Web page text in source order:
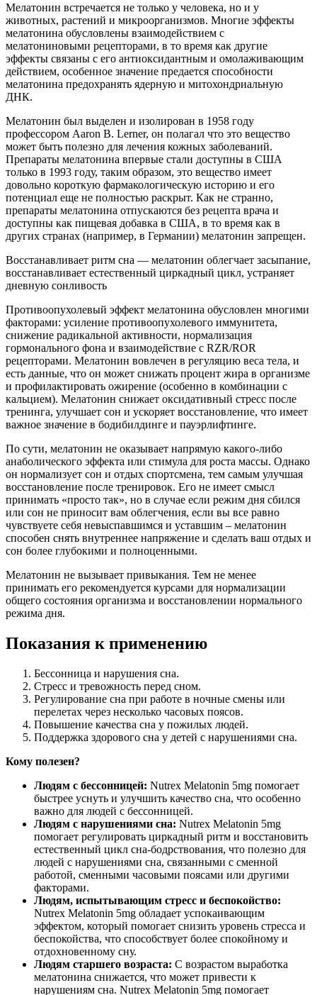
Мелатонин встречается не только у человека, но и у
животных, растений и микроорганизмов. Многие эффекты
мелатонина обусловлены взаимодействием с
мелатониновыми рецепторами, в то время как другие
эффекты связаны с его антиоксидантным и омолаживающим
действием, особенное значение предается способности
мелатонина предохранять ядерную и митохондриальную
ДНК.
Мелатонин был выделен и изолирован в 1958 году
профессором Aaron B. Lerner, он полагал что это вещество
может быть полезно для лечения кожных заболеваний.
Препараты мелатонина впервые стали доступны в США
только в 1993 году, таким образом, это вещество имеет
довольно короткую фармакологическую историю и его
потенциал еще не полностью раскрыт. Как не странно,
препараты мелатонина отпускаются без рецепта врача и
доступны как пищевая добавка в США, в то время как в
других странах (например, в Германии) мелатонин запрещен.
Восстанавливает ритм сна — мелатонин облегчает засыпание,
восстанавливает естественный циркадный цикл, устраняет
дневную сонливость
Противоопухолевый эффект мелатонина обусловлен многими
факторами: усиление противоопухолевого иммунитета,
снижение радикальной активности, нормализация
гормонального фона и взаимодействие с RZR/ROR
рецепторами. Мелатонин вовлечен в регуляцию веса тела, и
есть данные, что он может снижать процент жира в организме
и профилактировать ожирение (особенно в комбинации с
кальцием). Мелатонин снижает оксидативный стресс после
тренинга, улучшает сон и ускоряет восстановление, что имеет
важное значение в бодибилдинге и пауэрлифтинге.
По сути, мелатонин не оказывает напрямую какого-либо
анаболического эффекта или стимула для роста массы. Однако
он нормализует сон и отдых спортсмена, тем самым улучшая
восстановление после тренировок. Его не имеет смысл
принимать «просто так», но в случае если режим дня сбился
или сон не приносит вам облегчения, если вы все равно
чувствуете себя невыспавшимся и уставшим – мелатонин
способен снять внутреннее напряжение и сделать ваш отдых и
сон более глубокими и полноценными.
Мелатонин не вызывает привыкания. Тем не менее
принимать его рекомендуется курсами для нормализации
общего состояния организма и восстановлении нормального
режима дня.
Показания к применению
Бессонница и нарушения сна.
Стресс и тревожность перед сном.
Регулирование сна при работе в ночные смены или
перелетах через несколько часовых поясов.
Повышение качества сна у пожилых людей.
Поддержка здорового сна у детей с нарушениями сна.
Кому полезен?
Людям с бессонницей: Nutrex Melatonin 5mg помогает
быстрее уснуть и улучшить качество сна, что особенно
важно для людей с бессонницей.
Людям с нарушениями сна: Nutrex Melatonin 5mg
помогает регулировать циркадный ритм и восстановить
естественный цикл сна-бодрствования, что полезно для
людей с нарушениями сна, связанными с сменной
работой, сменными часовыми поясами или другими
факторами.
Людям, испытывающим стресс и беспокойство:
Nutrex Melatonin 5mg обладает успокаивающим
эффектом, который помогает снизить уровень стресса и
беспокойства, что способствует более спокойному и
отдохновенному сну.
Людям старшего возраста: С возрастом выработка
мелатонина снижается, что может привести к
нарушениям сна. Nutrex Melatonin 5mg помогает